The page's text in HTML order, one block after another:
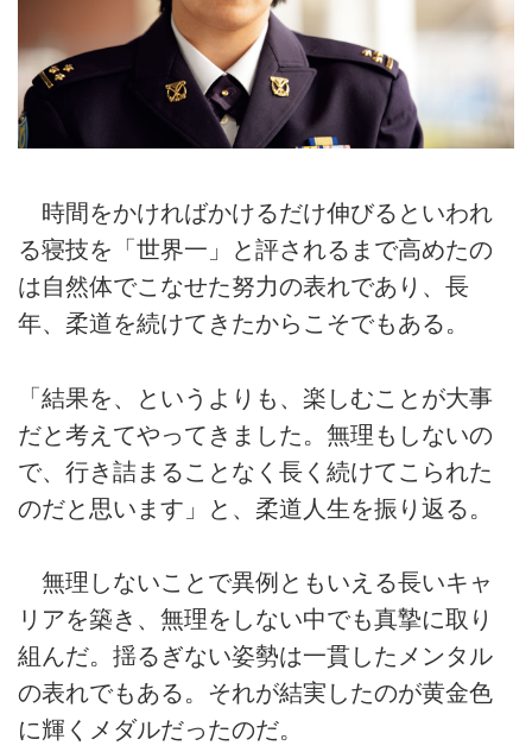
時間をかければかけるだけ伸びるといわれ
る寝技を「世界一」と評されるまで高めたの
は自然体でこなせた努力の表れであり、長
年、柔道を続けてきたからこそでもある。
「結果を、というよりも、楽しむことが大事
だと考えてやってきました。無理もしないの
で、行き詰まることなく長く続けてこられた
のだと思います」と、柔道人生を振り返る。
無理しないことで異例ともいえる長いキャ
リアを築き、無理をしない中でも真摯に取り
組んだ。揺るぎない姿勢は一貫したメンタル
の表れでもある。それが結実したのが黄金色
に輝くメダルだったのだ。